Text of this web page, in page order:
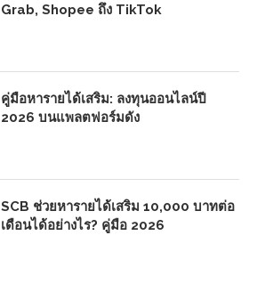
Grab, Shopee ถึง TikTok
คู่มือหารายได้เสริม: ลงทุนออนไลน์ปี
2026 บนแพลตฟอร์มดัง
SCB ช่วยหารายได้เสริม 10,000 บาทต่อ
เดือนได้อย่างไร? คู่มือ 2026